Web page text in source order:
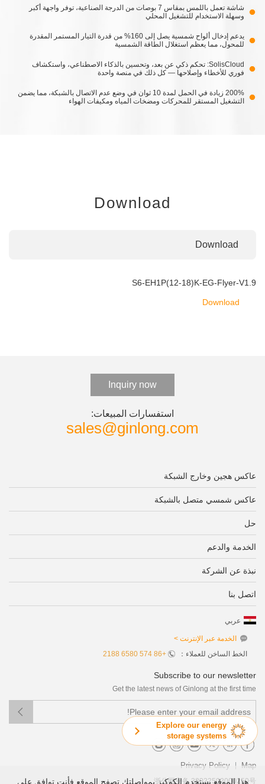
هذا الموقع يستخدم الكوكيز بمواصلتك تصفح الموقع فأنت توافق على
Explore our energy
storage systems
شاشة تعمل باللمس بمقاس 7 بوصات من الدرجة الصناعية، توفر واجهة أكبر
وسهلة الاستخدام للتشغيل المحلي
يدعم إدخال ألواح شمسية يصل إلى 160% من قدرة التيار المستمر المقدرة
للمحول، مما يعظم استغلال الطاقة الشمسية
SolisCloud: تحكم ذكي عن بعد، وتحسين بالذكاء الاصطناعي، واستكشاف
فوري للأخطاء وإصلاحها — كل ذلك في منصة واحدة
200% زيادة في الحمل لمدة 10 ثوان في وضع عدم الاتصال بالشبكة، مما يضمن
التشغيل المستقر للمحركات ومضخات المياه ومكيفات الهواء
Download
Download
S6-EH1P(12-18)K-EG-Flyer-V1.9
Download
Inquiry now
استفسارات المبيعات:
sales@ginlong.com
عاكس هجين وخارج الشبكة
عاكس شمسي متصل بالشبكة
حل
الخدمة والدعم
نبذة عن الشركة
اتصل بنا
عربي
الخدمة عبر الإنترنت >
الخط الساخن للعملاء：
+86 574 6580 2188
Subscribe to our newsletter
Get the latest news of Ginlong at the first time

Privacy Policy | Map
浙公网安备 33022502000250号